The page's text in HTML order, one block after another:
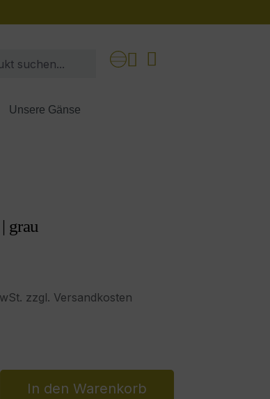
Unsere Gänse
grau
zzgl. Versandkosten
Gib den gewünschten
In den Warenkorb